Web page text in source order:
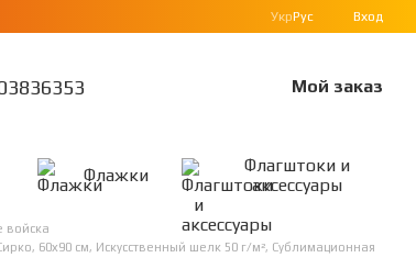
УкрРус Вход
Мой заказ
Флажки
Флагштоки и
аксессуары
войска
60х90 см, Искусственный шелк 50 г/м², Сублимационная